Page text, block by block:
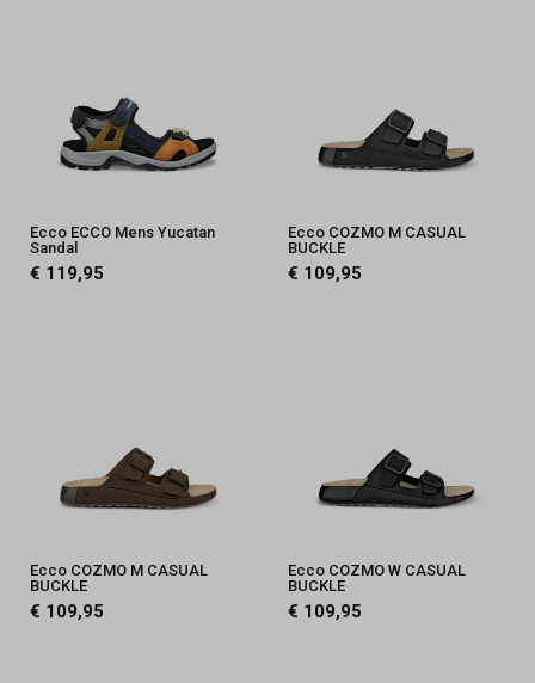
Schoenmode
Kerkhof
Ecco ECCO Mens Yucatan
Sandal
€ 119,95
Ecco COZMO M CASUAL
BUCKLE
€ 109,95
Ecco COZMO M CASUAL
BUCKLE
€ 109,95
Ecco COZMO W CASUAL
BUCKLE
€ 109,95